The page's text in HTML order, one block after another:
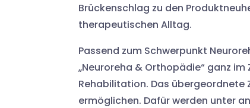
Brückenschlag zu den
therapeutischen Alltag.
Passend zum Schwerpunkt
„Neuroreha & Orthopädie“ ganz
Rehabilitation. Das übergeordnete
ermöglichen. Dafür werden unter